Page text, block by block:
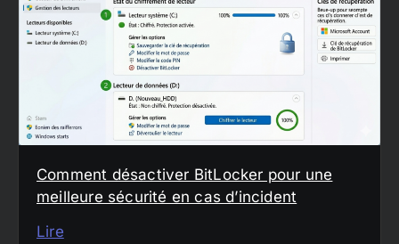
Comment désactiver BitLocker pour une
meilleure sécurité en cas d’incident
Lire